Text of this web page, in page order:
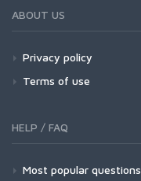
ABOUT US
Privacy policy
Terms of use
HELP / FAQ
Most popular questions